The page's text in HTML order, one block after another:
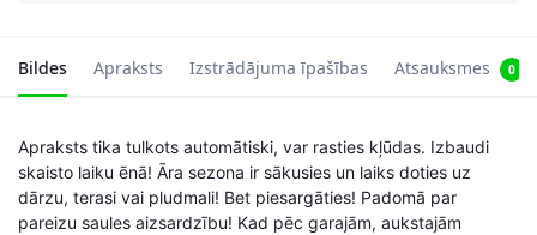
Bildes Apraksts Izstrādājuma īpašības Atsauksmes 0
Apraksts tika tulkots automātiski, var rasties kļūdas. Izbaudi
skaisto laiku ēnā! Āra sezona ir sākusies un laiks doties uz
dārzu, terasi vai pludmali! Bet piesargāties! Padomā par
pareizu saules aizsardzību! Kad pēc garajām, aukstajām